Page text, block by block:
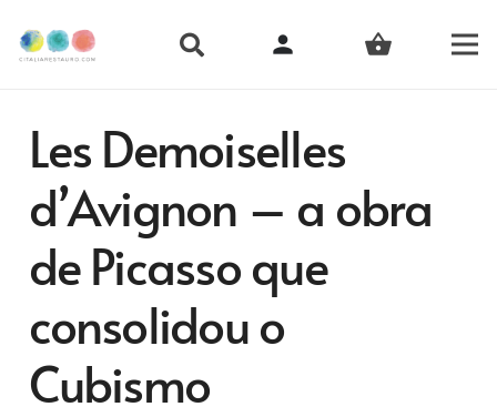
person shopping_basket
Les Demoiselles
d’Avignon – a obra
de Picasso que
consolidou o
Cubismo